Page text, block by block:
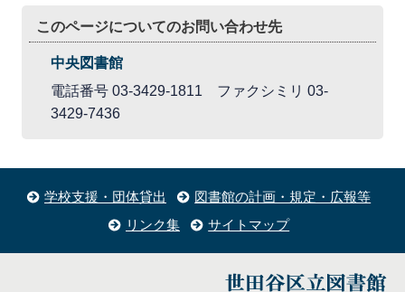
このページについてのお問い合わせ先
中央図書館
電話番号 03-3429-1811 ファクシミリ 03-
3429-7436
学校支援・団体貸出
図書館の計画・規定・広報等
リンク集
サイトマップ